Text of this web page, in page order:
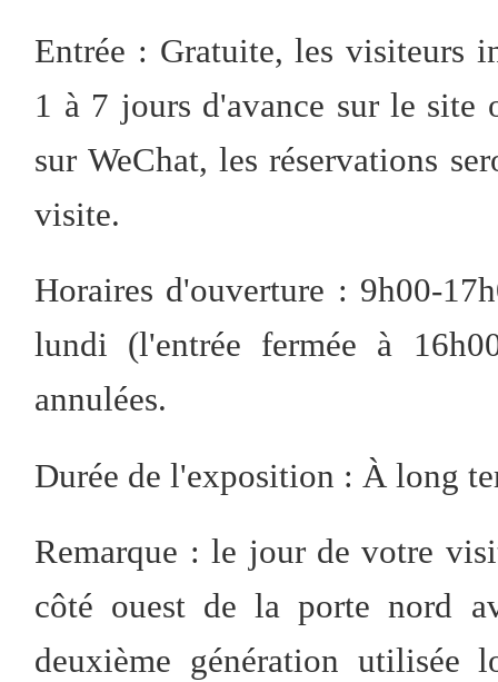
Entrée : Gratuite, les visiteurs
1 à 7 jours d'avance sur le
sur WeChat, les réservations
visite.
Horaires d'ouverture : 9h00-
lundi (l'entrée fermée à
annulées.
Durée de l'exposition : À long
Remarque : le jour de votre
côté ouest de la porte nord
deuxième génération utilisée